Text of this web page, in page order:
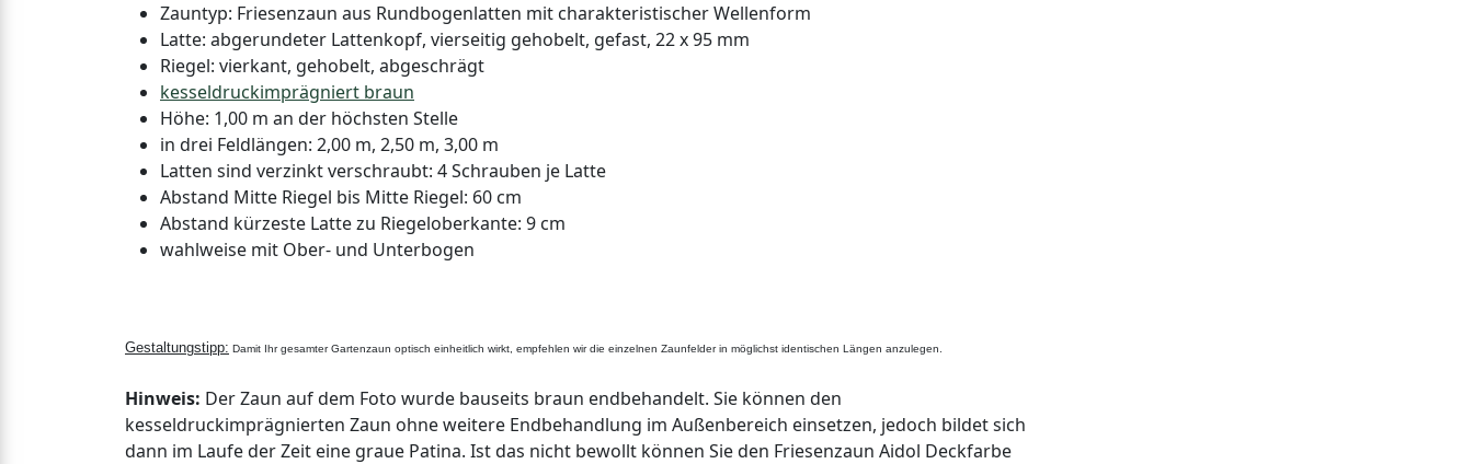
Zauntyp: Friesenzaun aus Rundbogenlatten mit charakteristischer Wellenform
Latte: abgerundeter Lattenkopf, vierseitig gehobelt, gefast, 22 x 95 mm
Riegel: vierkant, gehobelt, abgeschrägt
kesseldruckimprägniert braun
Höhe: 1,00 m an der höchsten Stelle
in drei Feldlängen: 2,00 m, 2,50 m, 3,00 m
Latten sind verzinkt verschraubt: 4 Schrauben je Latte
Abstand Mitte Riegel bis Mitte Riegel: 60 cm
Abstand kürzeste Latte zu Riegeloberkante: 9 cm
wahlweise mit Ober- und Unterbogen
Gestaltungstipp: Damit Ihr gesamter Gartenzaun optisch einheitlich wirkt, empfehlen wir die einzelnen Zaunfelder in möglichst identischen Längen anzulegen.
Hinweis: Der Zaun auf dem Foto wurde bauseits braun endbehandelt. Sie können den
kesseldruckimprägnierten Zaun ohne weitere Endbehandlung im Außenbereich einsetzen, jedoch bildet sich
dann im Laufe der Zeit eine graue Patina. Ist das nicht bewollt können Sie den Friesenzaun Aidol Deckfarbe